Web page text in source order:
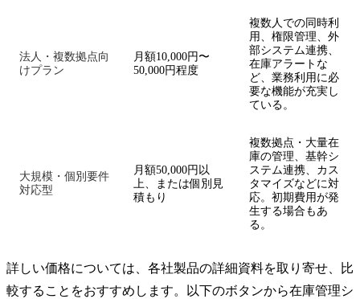
法人・複数拠点向
けプラン
月額10,000円〜
50,000円程度
複数人での同時利
用、権限管理、外
部システム連携、
在庫アラートな
ど、業務利用に必
要な機能が充実し
ている。
大規模・個別要件
対応型
月額50,000円以
上、または個別見
積もり
複数拠点・大量在
庫の管理、基幹シ
ステム連携、カス
タマイズなどに対
応。初期費用が発
生する場合もあ
る。
詳しい価格については、各社製品の詳細資料を取り寄せ、比
較することをおすすめします。以下のボタンから在庫管理シ